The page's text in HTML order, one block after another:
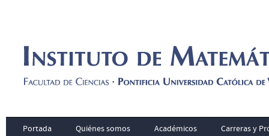
Portada Quiénes somos Académicos Carreras y